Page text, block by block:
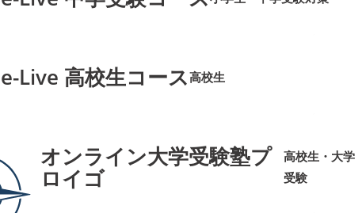
e-Live 高校生コース高校生
オンライン大学受験塾プ
ロイゴ
高校生・大学
受験